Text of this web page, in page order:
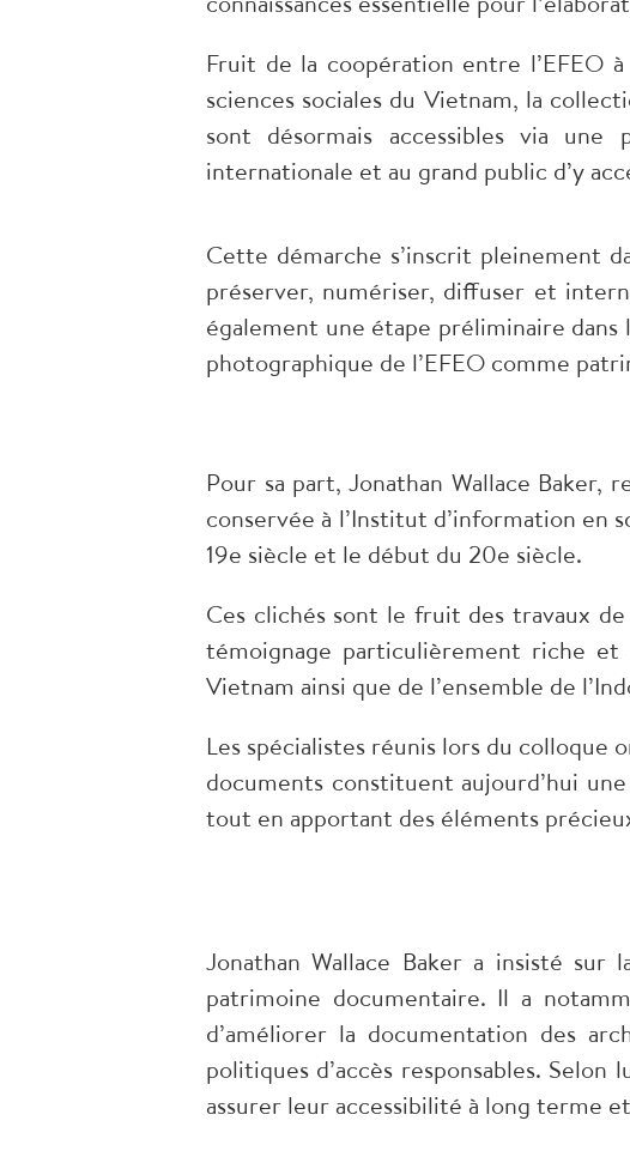
Fruit de la coopération entre l’EFEO
sciences sociales du Vietnam, la
sont désormais accessibles via
internationale et au grand public d’y
Cette démarche s’inscrit pleinement
préserver, numériser, diffuser et
également une étape préliminaire
photographique de l’EFEO comme
Pour sa part, Jonathan Wallace
conservée à l’Institut d’information en
19e siècle et le début du 20e siècle.
Ces clichés sont le fruit des travaux
témoignage particulièrement riche
Vietnam ainsi que de l’ensemble de
Les spécialistes réunis lors du
documents constituent aujourd’hui
tout en apportant des éléments
Jonathan Wallace Baker a insisté
patrimoine documentaire. Il a
d’améliorer la documentation des
politiques d’accès responsables.
assurer leur accessibilité à long terme